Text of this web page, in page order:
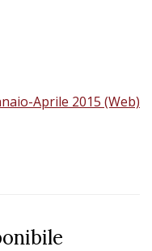
Aprile 2015 (Web)